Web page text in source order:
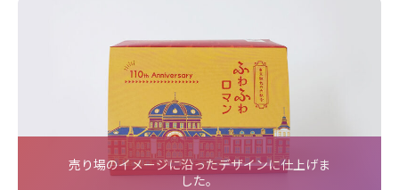
売り場のイメージに沿ったデザインに仕上げま
した。